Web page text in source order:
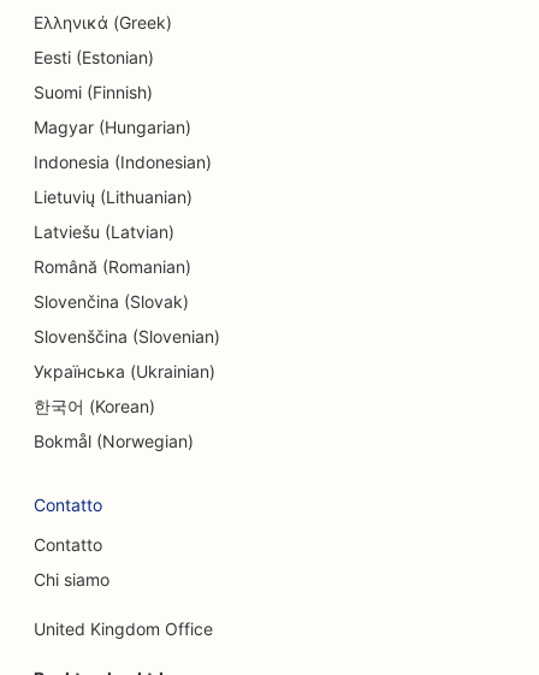
SEO per elettricisti
SEO per endodontisti
SEO per l'intrattenimento e il tempo libero
SEO per gli studi di ingegneria
EO per i ristoranti etnici
SEO per le Escape Room
SEO per i servizi di lifting
SEO per i ristoranti a conduzione familiare
SEO per i pianificatori finanziari
SEO per i servizi finanziari
Ελληνικά (Greek)
Eesti (Estonian)
Suomi (Finnish)
Magyar (Hungarian)
Indonesia (Indonesian)
Lietuvių (Lithuanian)
Latviešu (Latvian)
Română (Romanian)
Slovenčina (Slovak)
Slovenščina (Slovenian)
Українська (Ukrainian)
한국어 (Korean)
Bokmål (Norwegian)
Contatto
Contatto
Chi siamo
United Kingdom Office